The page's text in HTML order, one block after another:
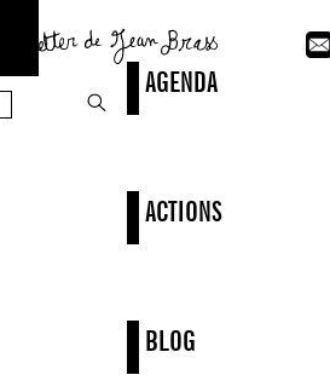
AGENDA
ACTIONS
BLOG